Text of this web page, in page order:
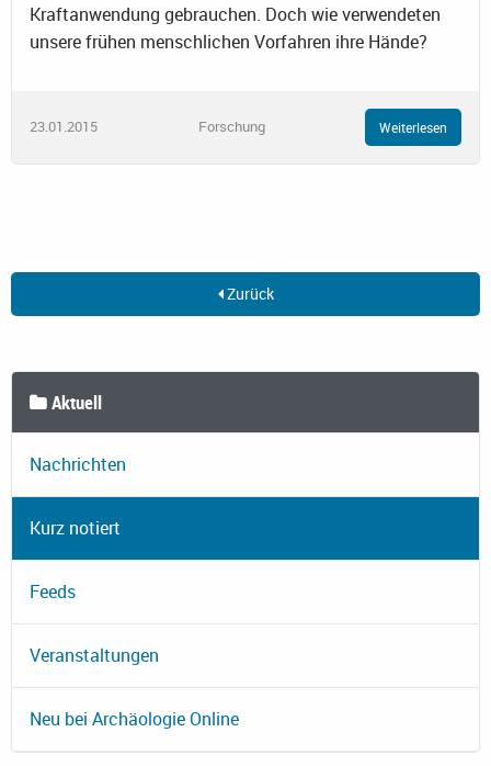
Kraftanwendung gebrauchen. Doch wie verwendeten
unsere frühen menschlichen Vorfahren ihre Hände?
23.01.2015 Forschung Weiterlesen
Zurück
Aktuell
Nachrichten
Kurz notiert
Feeds
Veranstaltungen
Neu bei Archäologie Online